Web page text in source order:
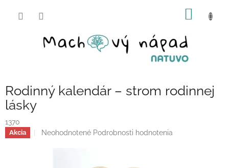
Rodinný kalendár – strom rodinnej
lásky
1370
Akcia
Priemerné
Neohodnotené Podrobnosti hodnotenia